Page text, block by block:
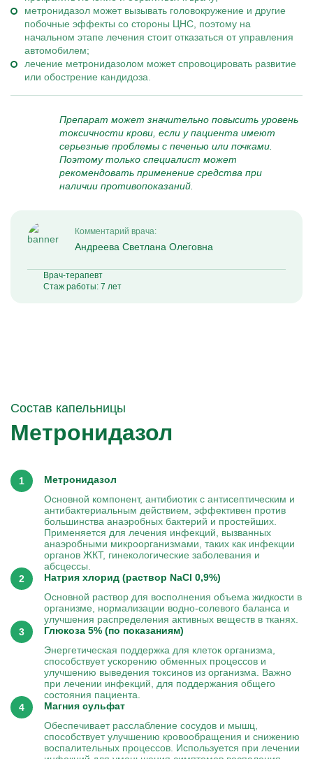
метронидазол может вызывать головокружение и другие
побочные эффекты со стороны ЦНС, поэтому на
начальном этапе лечения стоит отказаться от управления
автомобилем;
лечение метронидазолом может спровоцировать развитие
или обострение кандидоза.
Препарат может значительно повысить уровень
токсичности крови, если у пациента имеют
серьезные проблемы с печенью или почками.
Поэтому только специалист может
рекомендовать применение средства при
наличии противопоказаний.
Комментарий врача:
Андреева Светлана Олеговна
Врач-терапевт
Стаж работы: 7 лет
Состав капельницы
Метронидазол
Метронидазол
Основной компонент, антибиотик с антисептическим и
антибактериальным действием, эффективен против
большинства анаэробных бактерий и простейших.
Применяется для лечения инфекций, вызванных
анаэробными микроорганизмами, таких как инфекции
органов ЖКТ, гинекологические заболевания и
абсцессы.
Натрия хлорид (раствор NaCl 0,9%)
Основной раствор для восполнения объема жидкости в
организме, нормализации водно-солевого баланса и
улучшения распределения активных веществ в тканях.
Глюкоза 5% (по показаниям)
Энергетическая поддержка для клеток организма,
способствует ускорению обменных процессов и
улучшению выведения токсинов из организма. Важно
при лечении инфекций, для поддержания общего
состояния пациента.
Магния сульфат
Обеспечивает расслабление сосудов и мышц,
способствует улучшению кровообращения и снижению
воспалительных процессов. Используется при лечении